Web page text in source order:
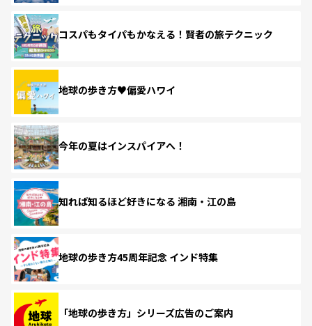
コスパもタイパもかなえる！賢者の旅テクニック
地球の歩き方♥偏愛ハワイ
今年の夏はインスパイアへ！
知れば知るほど好きになる 湘南・江の島
地球の歩き方45周年記念 インド特集
「地球の歩き方」シリーズ広告のご案内